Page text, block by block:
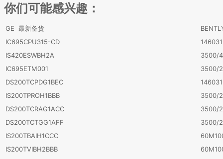
你们可能感兴趣：
GE 最新备货
IC695CPU315-CD
IS420ESWBH2A
3500/
IC695ETM001
3500/
DS200TCPDG1BEC
IS200TPROH1BBB
3500/
DS200TCRAG1ACC
3500/
DS200TCTGG1AFF
3500/
IS200TBAIH1CCC
IS200TVIBH2BBB